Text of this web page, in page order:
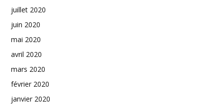
juillet 2020
juin 2020
mai 2020
avril 2020
mars 2020
février 2020
janvier 2020